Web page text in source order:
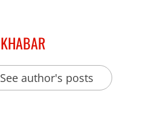
See author's posts